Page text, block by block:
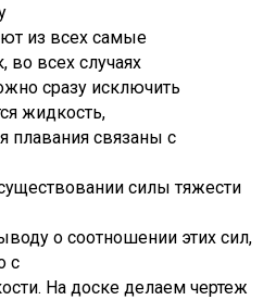
из всех самые
во всех случаях
сразу исключить
жидкость,
плавания связаны с
силы тяжести
о соотношении этих сил,
с
На доске делаем чертеж